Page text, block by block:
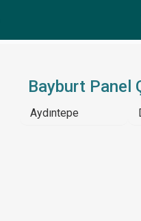
Bayburt Panel
Aydıntepe